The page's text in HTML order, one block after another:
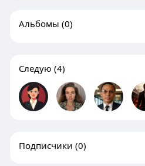
Альбомы (0)
Следую (4)
Подписчики (0)